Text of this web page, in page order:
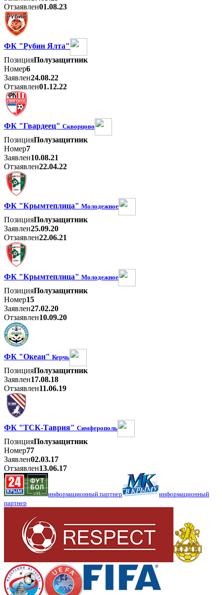
Отзаявлен01.08.23
ФК "Рубин Ялта"
ПозицияПолузащитник
Номер6
Заявлен24.08.22
Отзаявлен01.12.22
ФК "Гвардеец" Скворцово
ПозицияПолузащитник
Номер7
Заявлен10.08.21
Отзаявлен22.04.22
ФК "Крымтеплица" Молодежное
ПозицияПолузащитник
Заявлен25.09.20
Отзаявлен22.06.21
ФК "Крымтеплица" Молодежное
ПозицияПолузащитник
Номер15
Заявлен27.02.20
Отзаявлен10.09.20
ФК "Океан" Керчь
ПозицияПолузащитник
Заявлен17.08.18
Отзаявлен11.06.19
ФК "ТСК-Таврия" Симферополь
ПозицияПолузащитник
Номер77
Заявлен02.03.17
Отзаявлен13.06.17
информационный партнер
информационный
партнер